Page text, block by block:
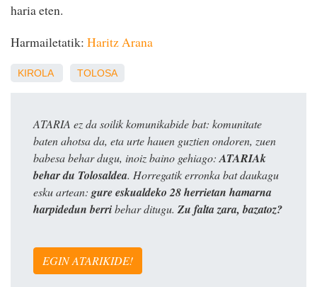
haria eten.
Harmailetatik: Haritz Arana
KIROLA TOLOSA
ATARIA ez da soilik komunikabide bat: komunitate
baten ahotsa da, eta urte hauen guztien ondoren, zuen
babesa behar dugu, inoiz baino gehiago: ATARIAk
behar du Tolosaldea. Horregatik erronka bat daukagu
esku artean: gure eskualdeko 28 herrietan hamarna
harpidedun berribehar ditugu. Zu falta zara, bazatoz?
EGIN ATARIKIDE!